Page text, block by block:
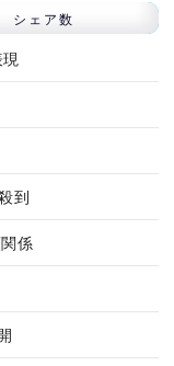
シェア数
到
係